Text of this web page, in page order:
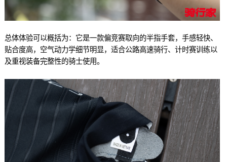
总体体验可以概括为：它是一款偏竞赛取向的半指手套，手感轻快、
贴合度高，空气动力学细节明显，适合公路高速骑行、计时赛训练以
及重视装备完整性的骑士使用。